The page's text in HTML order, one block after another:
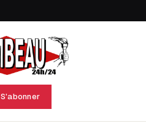
S'abonner